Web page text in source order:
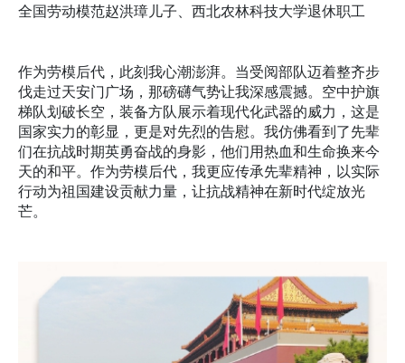
全国劳动模范赵洪璋儿子、西北农林科技大学退休职工
作为劳模后代，此刻我心潮澎湃。当受阅部队迈着整齐步
伐走过天安门广场，那磅礴气势让我深感震撼。空中护旗
梯队划破长空，装备方队展示着现代化武器的威力，这是
国家实力的彰显，更是对先烈的告慰。我仿佛看到了先辈
们在抗战时期英勇奋战的身影，他们用热血和生命换来今
天的和平。作为劳模后代，我更应传承先辈精神，以实际
行动为祖国建设贡献力量，让抗战精神在新时代绽放光
芒。